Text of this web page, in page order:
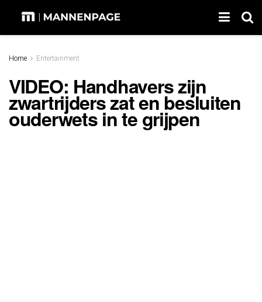
Home Entertainment
VIDEO: Handhavers zijn
zwartrijders zat en besluiten
ouderwets in te grijpen